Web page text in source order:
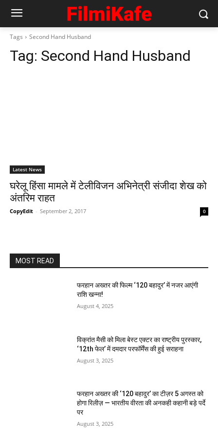
Tags Second Hand Husband
Tag: Second Hand Husband
Latest News
घरेलू हिंसा मामले में टेलीविजन अभिनेत्री संजीदा शेख को
अंतरिम राहत
CopyEdit - September 2, 2017 0
MOST READ
फरहान अख्तर की फिल्म ‘120 बहादुर’ में नजर आएंगी
राशि खन्ना!
August 4, 2025
विक्रांत मैसी को मिला बेस्ट एक्टर का राष्ट्रीय पुरस्कार,
‘12th फेल’ में दमदार परफॉर्मेंस की हुई सराहना
August 3, 2025
फरहान अख्तर की ‘120 बहादुर’ का टीज़र 5 अगस्त को
होगा रिलीज़ — भारतीय वीरता की अनकही कहानी बड़े पर्दे
पर
August 3, 2025